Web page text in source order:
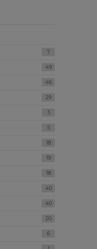
7
49
46
29
3
5
18
19
18
40
40
20
6